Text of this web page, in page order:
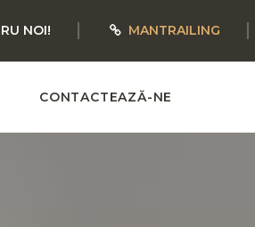
NOI! MANTRAILING
CONTACTEAZĂ-NE